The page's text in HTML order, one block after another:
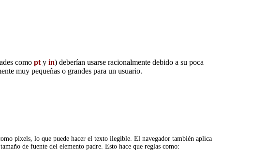
como pty in) deberían usarse racionalmente debido a su poca
muy pequeñas o grandes para un usuario.
pixels, lo que puede hacer el texto ilegible. El navegador también aplica
de fuente del elemento padre. Esto hace que reglas como: